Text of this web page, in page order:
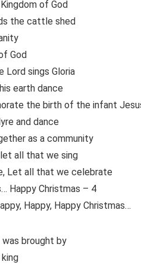
of God
the cattle shed
God
Lord sings Gloria
earth dance
the birth of the infant
and dance
as a community
all that we sing
Let all that we celebrate
Happy Christmas – 4
Happy, Happy Christmas…
was brought by